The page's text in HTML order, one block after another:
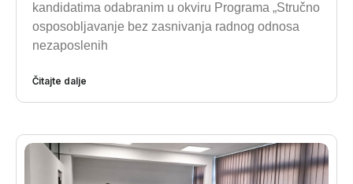
kandidatima odabranim u okviru Programa „Stručno
osposobljavanje bez zasnivanja radnog odnosa
nezaposlenih
Čitajte dalje